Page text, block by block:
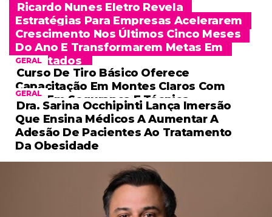
Ricardo Nunes Eletro Revela
Estratégias Para Empresas Acelerarem
Crescimento Nos Últimos Cinco Meses
Do Ano E Transformarem Metas Em
Resultados
GERAL
Curso De Tiro Básico Oferece
Capacitação Em Montes Claros Com
Foco Em Segurança E Técnica
GERAL
Dra. Sarina Occhipinti Lança Imersão
Que Ensina Médicos A Aumentar A
Adesão De Pacientes Ao Tratamento
Da Obesidade